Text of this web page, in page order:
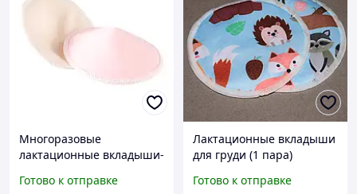
Многоразовые
лактационные вкладыши-
Готово к отправке
Лактационные вкладыши
для груди (1 пара)
Готово к отправке